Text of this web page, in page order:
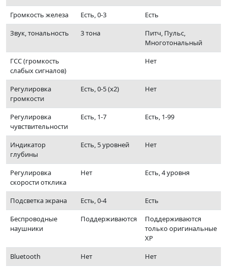
Громкость железа
Есть, 0-3
Есть
Звук, тональность
3 тона
Питч, Пульс,
Многотональный
ГСС (громкость
слабых сигналов)
Нет
Регулировка
громкости
Есть, 0-5 (x2) Нет
Регулировка
чувствительности
Есть, 1-7 Есть, 1-99
Индикатор
глубины
Есть, 5 уровней Нет
Регулировка
скорости отклика
Нет Есть, 4 уровня
Подсветка экрана Есть, 0-4
Есть
Беспроводные
наушники
Поддерживаются
Поддерживаются
только оригинальные
XP
Bluetooth
Нет
Нет